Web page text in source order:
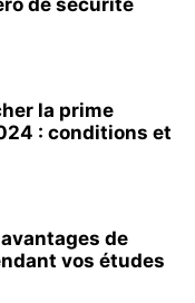
de sécurité
la prime
: conditions et
de
vos études